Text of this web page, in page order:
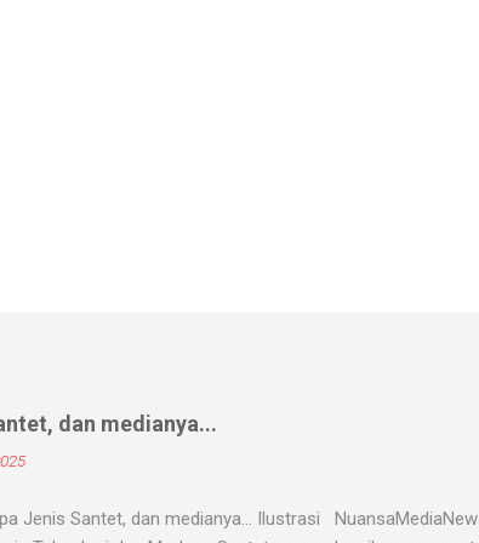
dan medianya...
Jenis Santet, dan medianya... Ilustrasi